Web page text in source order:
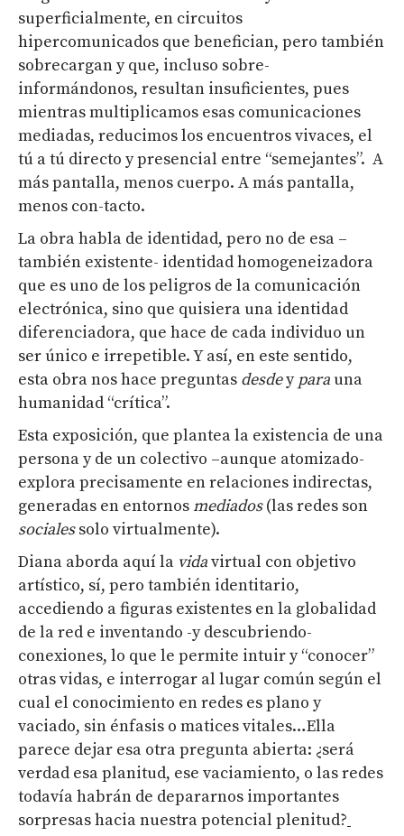
superficialmente, en circuitos
hipercomunicados que benefician, pero también
sobrecargan y que, incluso sobre-
informándonos, resultan insuficientes, pues
mientras multiplicamos esas comunicaciones
mediadas, reducimos los encuentros vivaces, el
tú a tú directo y presencial entre “semejantes”. A
más pantalla, menos cuerpo. A más pantalla,
menos con-tacto.
La obra habla de identidad, pero no de esa –
también existente- identidad homogeneizadora
que es uno de los peligros de la comunicación
electrónica, sino que quisiera una identidad
diferenciadora, que hace de cada individuo un
ser único e irrepetible. Y así, en este sentido,
esta obra nos hace preguntas desdey para una
humanidad “crítica”.
Esta exposición, que plantea la existencia de una
persona y de un colectivo –aunque atomizado-
explora precisamente en relaciones indirectas,
generadas en entornosmediados(las redes son
socialessolo virtualmente).
Diana aborda aquí la vidavirtual con objetivo
artístico, sí, pero también identitario,
accediendo a figuras existentes en la globalidad
de la red e inventando -y descubriendo-
conexiones, lo que le permite intuir y “conocer”
otras vidas, e interrogar al lugar común según el
cual el conocimiento en redes es plano y
vaciado, sin énfasis o matices vitales…Ella
parece dejar esa otra pregunta abierta: ¿será
verdad esa planitud, ese vaciamiento, o las redes
todavía habrán de depararnos importantes
sorpresas hacia nuestra potencial plenitud?